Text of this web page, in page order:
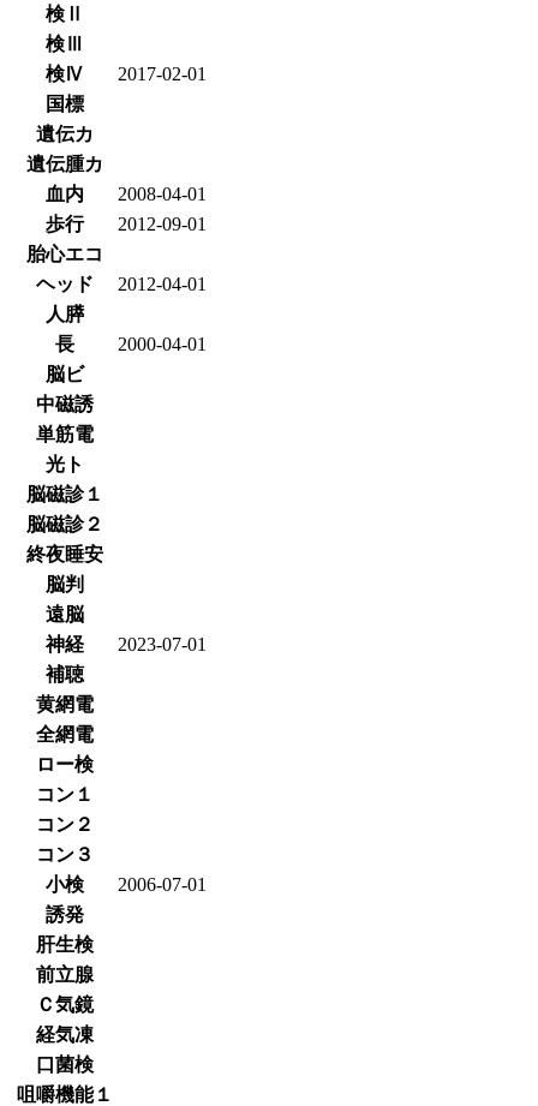
検Ⅱ
検Ⅲ
検Ⅳ
2017-02-01
国標
遺伝カ
遺伝腫カ
血内
2008-04-01
歩行
2012-09-01
胎心エコ
ヘッド
2012-04-01
人膵
長
2000-04-01
脳ビ
中磁誘
単筋電
光ト
脳磁診１
脳磁診２
終夜睡安
脳判
遠脳
神経
2023-07-01
補聴
黄網電
全網電
ロー検
コン１
コン２
コン３
小検
2006-07-01
誘発
肝生検
前立腺
Ｃ気鏡
経気凍
口菌検
咀嚼機能１